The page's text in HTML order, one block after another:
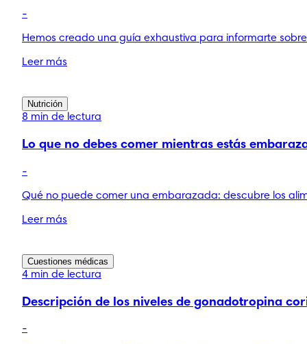
-
Hemos creado una guía exhaustiva para informarte
Leer más
Nutrición
8 min de lectura
Lo que no debes comer mientras estás
-
Qué no puede comer una embarazada: descubre los
Leer más
Cuestiones médicas
4 min de lectura
Descripción de los niveles de gonadotropina
-